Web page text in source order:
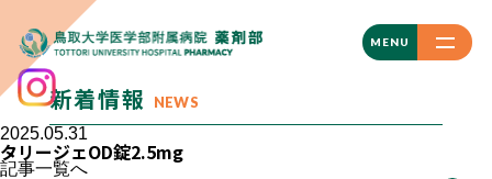
MENU
CLOSE
新着情報 NEWS
2025.05.31
タリージェOD錠2.5mg
記事一覧へ